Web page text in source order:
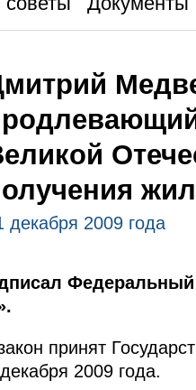
декабря 2009 года
принят
2009 года.